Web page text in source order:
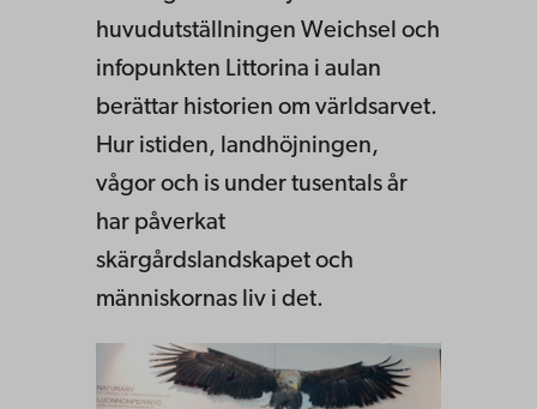
huvudutställningen Weichsel och
infopunkten Littorina i aulan
berättar historien om världsarvet.
Hur istiden, landhöjningen,
vågor och is under tusentals år
har påverkat
skärgårdslandskapet och
människornas liv i det.